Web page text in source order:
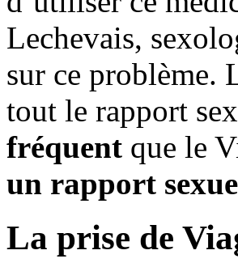
Lechevais,
sur ce problème.
tout le rapport
fréquent que le
un rapport
La prise de